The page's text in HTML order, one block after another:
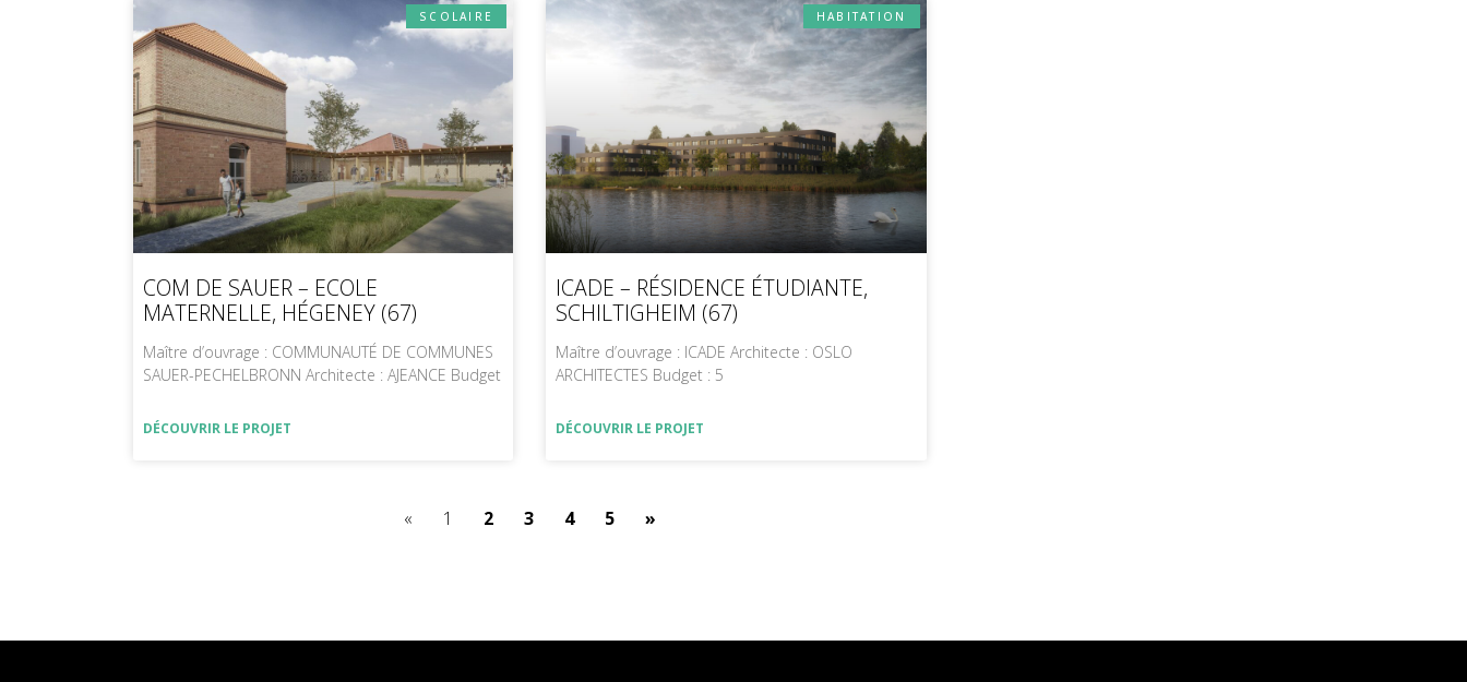
SCOLAIRE
COM DE SAUER – ECOLE
MATERNELLE, HÉGENEY (67)
Maître d’ouvrage : COMMUNAUTÉ DE COMMUNES
SAUER-PECHELBRONN Architecte : AJEANCE Budget
DÉCOUVRIR LE PROJET
HABITATION
ICADE – RÉSIDENCE ÉTUDIANTE,
SCHILTIGHEIM (67)
Maître d’ouvrage : ICADE Architecte : OSLO
ARCHITECTES Budget : 5
DÉCOUVRIR LE PROJET
« 1 2 3 4 5 »